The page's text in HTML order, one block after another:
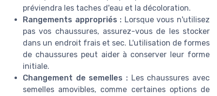
préviendra les taches d'eau et la décoloration.
Rangements appropriés : Lorsque vous n'utilisez
pas vos chaussures, assurez-vous de les stocker
dans un endroit frais et sec. L'utilisation de formes
de chaussures peut aider à conserver leur forme
initiale.
Changement de semelles : Les chaussures avec
semelles amovibles, comme certaines options de